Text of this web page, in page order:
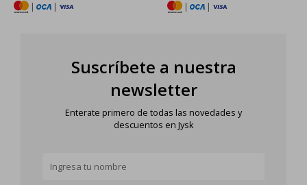
|
|
|
|
Suscríbete a nuestra
newsletter
Enterate primero de todas las novedades y
descuentos en Jysk